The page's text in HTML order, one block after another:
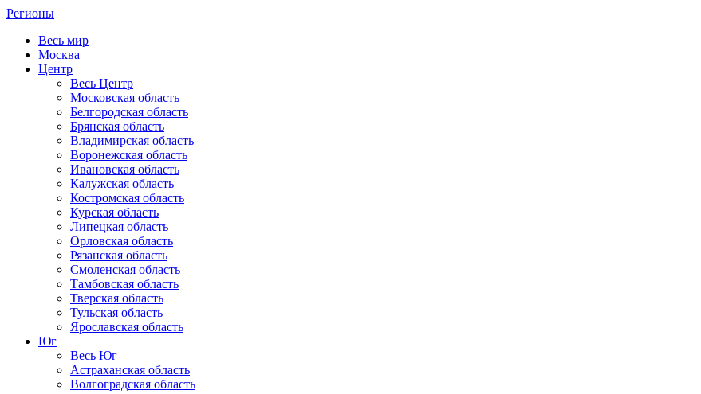
Регионы
Весь мир
Москва
Центр
Весь Центр
Московская область
Белгородская область
Брянская область
Владимирская область
Воронежская область
Ивановская область
Калужская область
Костромская область
Курская область
Липецкая область
Орловская область
Рязанская область
Смоленская область
Тамбовская область
Тверская область
Тульская область
Ярославская область
Юг
Весь Юг
Астраханская область
Волгоградская область